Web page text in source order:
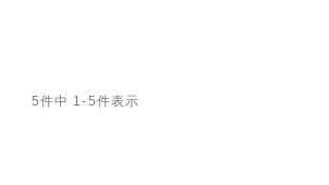
5件中 1-5件表示